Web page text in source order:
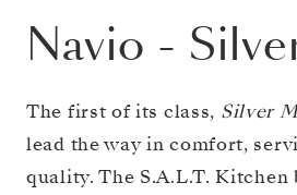
Navio -
The first of its class, Silver
lead the way in comfort,
quality. The S.A.L.T. Kitchen